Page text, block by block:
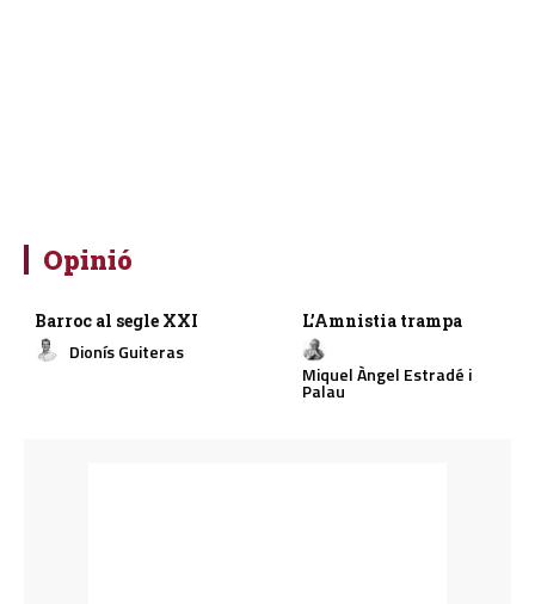
Opinió
Barroc al segle XXI
Dionís Guiteras
L’Amnistia trampa
Miquel Àngel Estradé i
Palau